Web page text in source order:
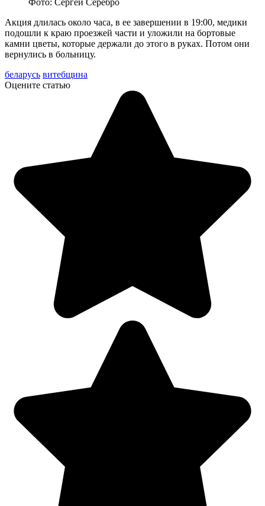
Акция длилась около часа, в ее завершении в 19:00, медики
подошли к краю проезжей части и уложили на бортовые
камни цветы, которые держали до этого в руках. Потом они
вернулись в больницу.
беларусь витебщина
Оцените статью